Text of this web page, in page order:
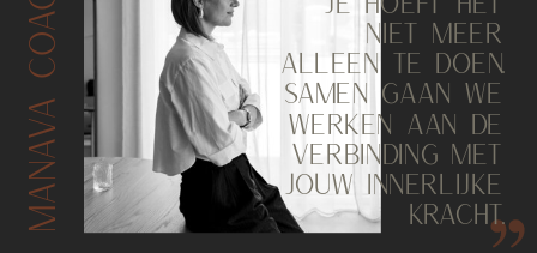
MANAVA COACHING
NIET MEER
ALLEEN TE DOEN.
SAMEN GAAN WE
WERKEN AAN DE
VERBINDING MET
JOUW INNERLIJKE
KRACHT.